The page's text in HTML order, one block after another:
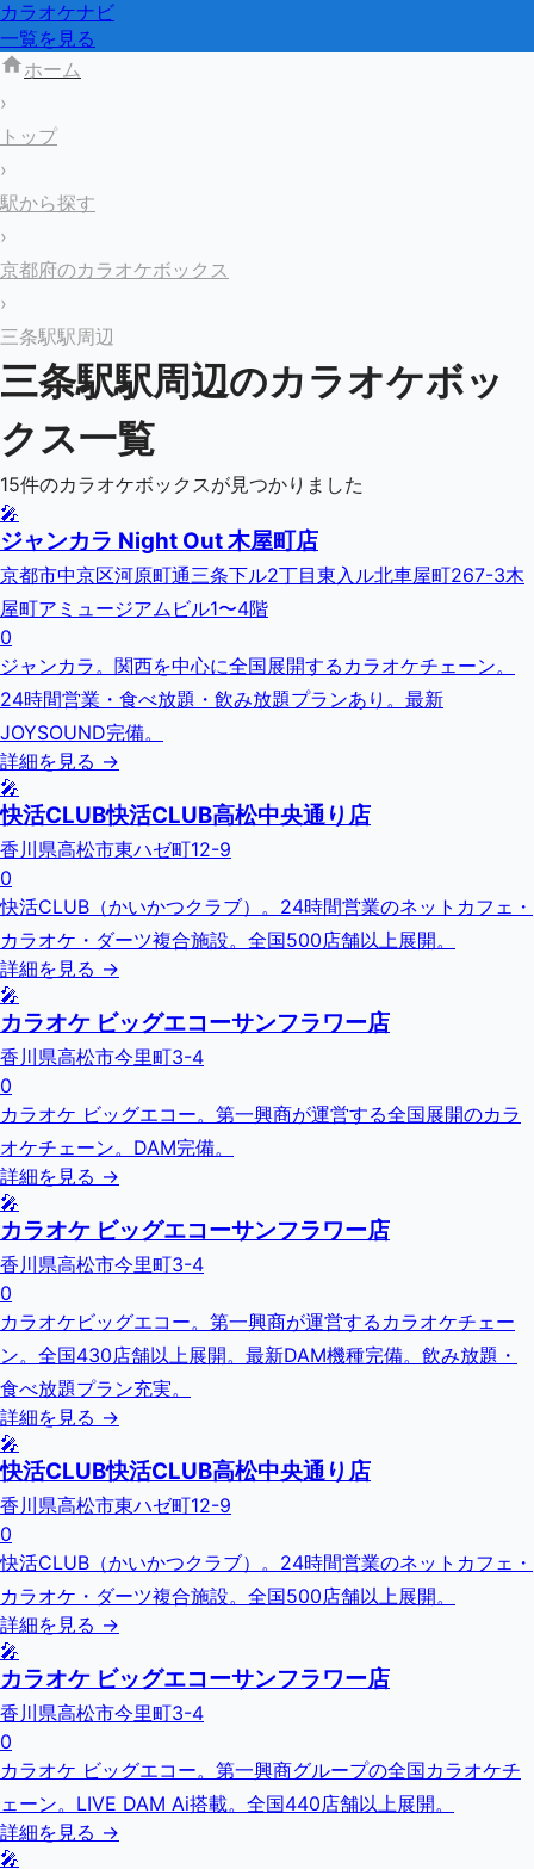
カラオケナビ
一覧を見る
ホーム
›
トップ
›
駅から探す
›
京都府のカラオケボックス
›
三条駅駅周辺
三条駅駅周辺のカラオケボッ
クス一覧
15件のカラオケボックスが見つかりました
🎤
ジャンカラ Night Out 木屋町店
京都市中京区河原町通三条下ル2丁目東入ル北車屋町267-3木
屋町アミュージアムビル1〜4階
0
ジャンカラ。関西を中心に全国展開するカラオケチェーン。
24時間営業・食べ放題・飲み放題プランあり。最新
JOYSOUND完備。
詳細を見る →
🎤
快活CLUB快活CLUB高松中央通り店
香川県高松市東ハゼ町12-9
0
快活CLUB（かいかつクラブ）。24時間営業のネットカフェ・
カラオケ・ダーツ複合施設。全国500店舗以上展開。
詳細を見る →
🎤
カラオケ ビッグエコーサンフラワー店
香川県高松市今里町3-4
0
カラオケ ビッグエコー。第一興商が運営する全国展開のカラ
オケチェーン。DAM完備。
詳細を見る →
🎤
カラオケ ビッグエコーサンフラワー店
香川県高松市今里町3-4
0
カラオケビッグエコー。第一興商が運営するカラオケチェー
ン。全国430店舗以上展開。最新DAM機種完備。飲み放題・
食べ放題プラン充実。
詳細を見る →
🎤
快活CLUB快活CLUB高松中央通り店
香川県高松市東ハゼ町12-9
0
快活CLUB（かいかつクラブ）。24時間営業のネットカフェ・
カラオケ・ダーツ複合施設。全国500店舗以上展開。
詳細を見る →
🎤
カラオケ ビッグエコーサンフラワー店
香川県高松市今里町3-4
0
カラオケ ビッグエコー。第一興商グループの全国カラオケチ
ェーン。LIVE DAM Ai搭載。全国440店舗以上展開。
詳細を見る →
🎤